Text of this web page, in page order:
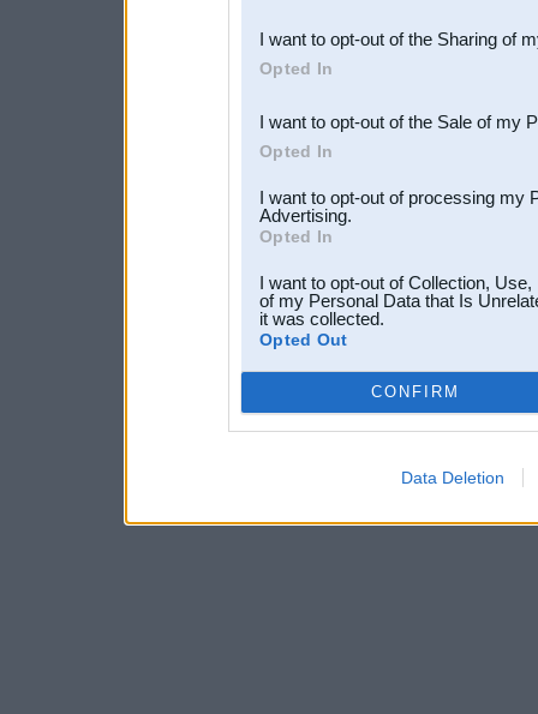
Downstream Participants
third parties.
I want to opt-out of the Sharing of
Opted In
I want to opt-out of the Sale of my
Opted In
I want to opt-out of processing my
Advertising.
Opted In
I want to opt-out of Collection,
of my Personal Data that Is
it was collected.
Opted Out
CONFIRM
Data Deletion